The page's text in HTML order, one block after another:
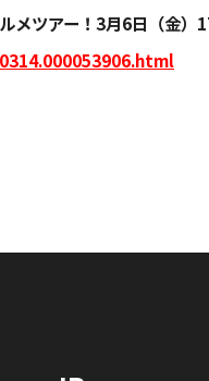
メツアー！3月6日（金）